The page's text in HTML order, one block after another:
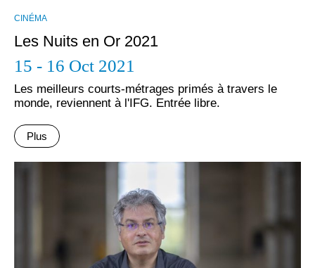
CINÉMA
Les Nuits en Or 2021
15 - 16 Oct 2021
Les meilleurs courts-métrages primés à travers le
monde, reviennent à l'IFG. Εntrée libre.
Plus